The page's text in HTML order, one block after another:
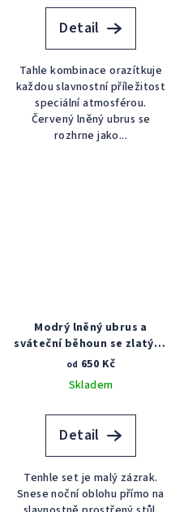
Detail
Tahle kombinace orazítkuje
každou slavnostní příležitost
speciální atmosférou.
Červený lněný ubrus se
rozhrne jako...
Modrý lněný ubrus a
sváteční běhoun se zlatými
hvězdami
od 650 Kč
Skladem
Detail
Tenhle set je malý zázrak.
Snese noční oblohu přímo na